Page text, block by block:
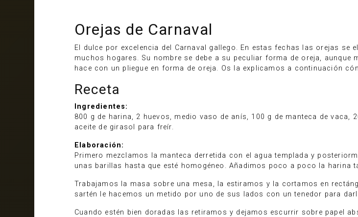
Orejas de Carnaval
El dulce por excelencia del Carnaval gallego. En estas fechas las orejas
muchos hogares. Su nombre se debe a su peculiar forma de oreja,
hace con un pliegue en forma de oreja. Os la explicamos a continuación
Receta
Ingredientes:
800 g de harina, 2 huevos, medio vaso de anís, 100 g de manteca de
aceite de girasol para freír.
Elaboración:
Primero mezclamos la manteca derretida con el agua templada y
unas barillas hasta que esté homogéneo. Añadimos poco a poco la harina
Trabajamos la masa sobre una mesa, la estiramos y la cortamos en
sartén le hacemos un metido por uno de sus lados con un tenedor para
Cuando estén bien doradas las retiramos y dejamos escurrir sobre papel